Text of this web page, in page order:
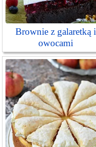
Brownie z galaretką i
owocami